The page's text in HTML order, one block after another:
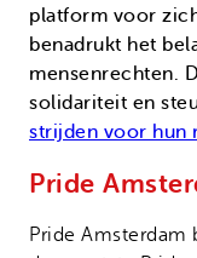
platform voor
benadrukt het
mensenrechten.
solidariteit en
strijden voor hun
Pride
Pride Amsterdam